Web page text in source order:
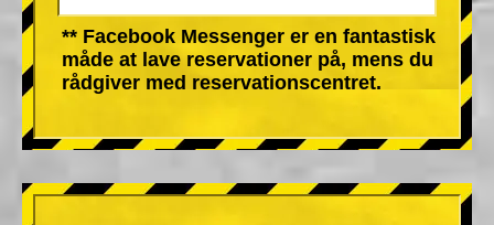
** Facebook Messenger er en fantastisk
måde at lave reservationer på, mens du
rådgiver med reservationscentret.